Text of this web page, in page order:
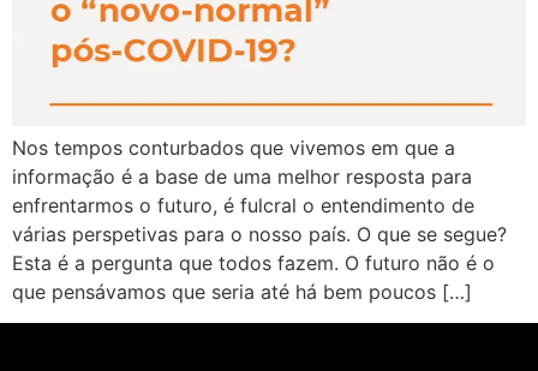
Nos tempos conturbados que vivemos em que a
informação é a base de uma melhor resposta para
enfrentarmos o futuro, é fulcral o entendimento de
várias perspetivas para o nosso país. O que se segue?
Esta é a pergunta que todos fazem. O futuro não é o
que pensávamos que seria até há bem poucos […]